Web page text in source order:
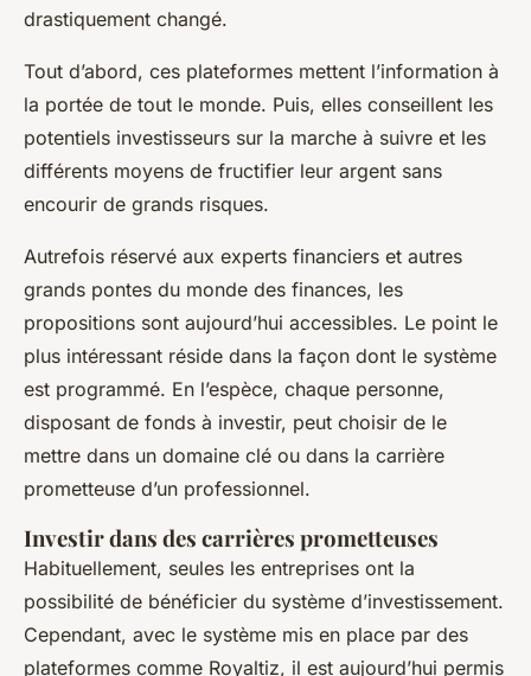
drastiquement changé.
Tout d’abord, ces plateformes mettent l’information à
la portée de tout le monde. Puis, elles conseillent les
potentiels investisseurs sur la marche à suivre et les
différents moyens de fructifier leur argent sans
encourir de grands risques.
Autrefois réservé aux experts financiers et autres
grands pontes du monde des finances, les
propositions sont aujourd’hui accessibles. Le point le
plus intéressant réside dans la façon dont le système
est programmé. En l’espèce, chaque personne,
disposant de fonds à investir, peut choisir de le
mettre dans un domaine clé ou dans la carrière
prometteuse d’un professionnel.
Investir dans des carrières prometteuses
Habituellement, seules les entreprises ont la
possibilité de bénéficier du système d’investissement.
Cependant, avec le système mis en place par des
plateformes comme Royaltiz, il est aujourd’hui permis